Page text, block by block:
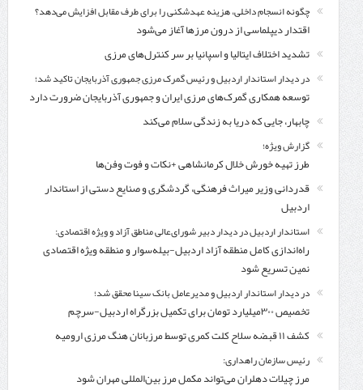
چگونه انسجام داخلی، هزینه عهدشکنی را برای طرف مقابل افزایش می‌دهد؟
اقتدار دیپلماسی از درون مرزها آغاز می‌شود
تشدید اختلاف ایتالیا و اسپانیا بر سر کنترل‌های مرزی
در دیدار استاندار اردبیل و رئیس گمرک مرزی جمهوری آذربایجان تاکید شد؛
توسعه همکاری گمرک‌های مرزی ایران و جمهوری آذربایجان ضرورت دارد
چابهار، جایی که دریا به زندگی سلام می‌کند
گزارش ویژه؛
طرز تهیه خورش خلال کرمانشاهی +نکات و فوت وفن‌ها
قدردانی وزیر میراث فرهنگی، گردشگری و صنایع دستی از استاندار
اردبیل
استاندار اردبیل در دیدار دبیر شورای‌عالی مناطق آزاد و ویژه اقتصادی:
راه‌اندازی کامل منطقه آزاد اردبیل-بیله‌سوار و منطقه ویژه اقتصادی
نمین تسریع شود
در دیدار استاندار اردبیل و مدیرعامل بانک سینا محقق شد؛
تخصیص ۳۰۰میلیارد تومان برای تکمیل بزرگراه اردبیل-سرچم
کشف ۱۱ قبضه سلاح کلت کمری توسط مرزبانان هنگ مرزی ارومیه
رئیس سازمان راهداری:
مرز چیلات دهلران می‌تواند مکمل مرز بین‌المللی مهران شود